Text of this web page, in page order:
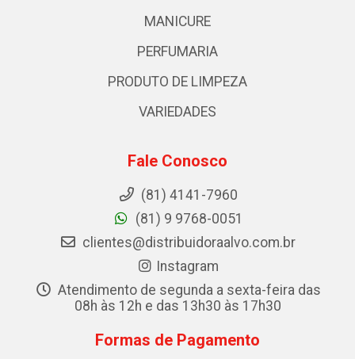
MANICURE
PERFUMARIA
PRODUTO DE LIMPEZA
VARIEDADES
Fale Conosco
(81) 4141-7960
(81) 9 9768-0051
clientes@distribuidoraalvo.com.br
Instagram
Atendimento de segunda a sexta-feira das
08h às 12h e das 13h30 às 17h30
Formas de Pagamento